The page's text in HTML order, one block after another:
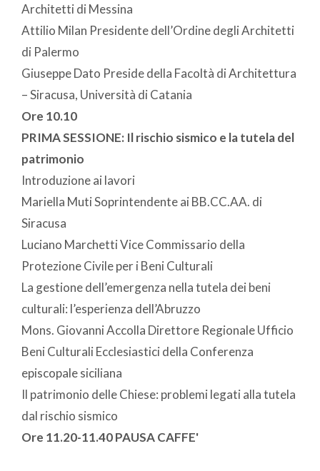
Architetti di Messina
Attilio Milan Presidente dell’Ordine degli Architetti
di Palermo
Giuseppe Dato Preside della Facoltà di Architettura
– Siracusa, Università di Catania
Ore 10.10
PRIMA SESSIONE: Il rischio sismico e la tutela del
patrimonio
Introduzione ai lavori
Mariella Muti Soprintendente ai BB.CC.AA. di
Siracusa
Luciano Marchetti Vice Commissario della
Protezione Civile per i Beni Culturali
La gestione dell’emergenza nella tutela dei beni
culturali: l’esperienza dell’Abruzzo
Mons. Giovanni Accolla Direttore Regionale Ufficio
Beni Culturali Ecclesiastici della Conferenza
episcopale siciliana
Il patrimonio delle Chiese: problemi legati alla tutela
dal rischio sismico
Ore 11.20-11.40 PAUSA CAFFE'